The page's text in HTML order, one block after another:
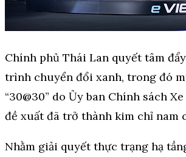
Chính phủ Thái Lan quyết tâm
trình chuyển đổi xanh, trong đó
“30@30” do Ủy ban Chính sách
đề xuất đã trở thành kim chỉ nam
Nhằm giải quyết thực trạng hạ